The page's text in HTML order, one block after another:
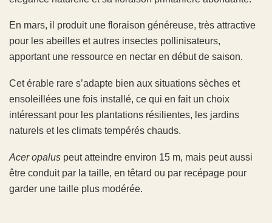
En mars, il produit une floraison généreuse, très attractive
pour les abeilles et autres insectes pollinisateurs,
apportant une ressource en nectar en début de saison.
Cet érable rare s’adapte bien aux situations sèches et
ensoleillées une fois installé, ce qui en fait un choix
intéressant pour les plantations résilientes, les jardins
naturels et les climats tempérés chauds.
Acer opalus peut atteindre environ 15 m, mais peut aussi
être conduit par la taille, en têtard ou par recépage pour
garder une taille plus modérée.